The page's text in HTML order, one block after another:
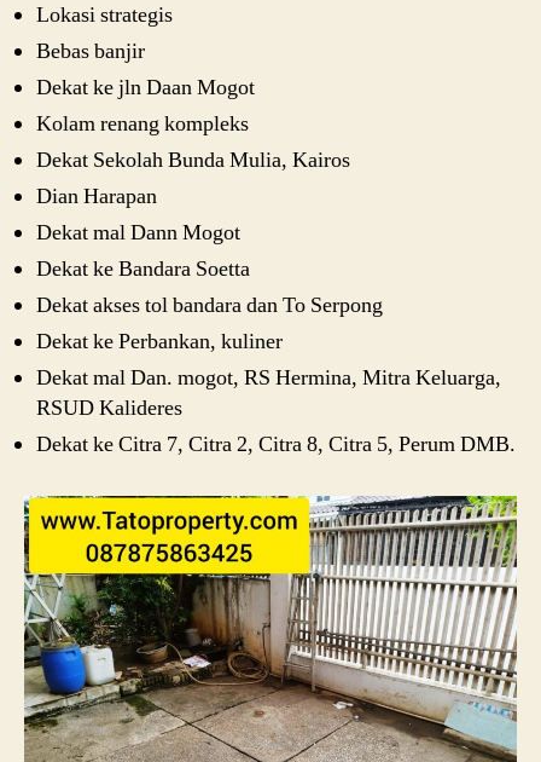
Lokasi strategis
Bebas banjir
Dekat ke jln Daan Mogot
Kolam renang kompleks
Dekat Sekolah Bunda Mulia, Kairos
Dian Harapan
Dekat mal Dann Mogot
Dekat ke Bandara Soetta
Dekat akses tol bandara dan To Serpong
Dekat ke Perbankan, kuliner
Dekat mal Dan. mogot, RS Hermina, Mitra Keluarga,
RSUD Kalideres
Dekat ke Citra 7, Citra 2, Citra 8, Citra 5, Perum DMB.